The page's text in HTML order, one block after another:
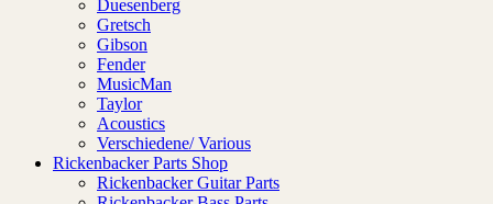
Duesenberg
Gretsch
Gibson
Fender
MusicMan
Taylor
Acoustics
Verschiedene/ Various
Rickenbacker Parts Shop
Rickenbacker Guitar Parts